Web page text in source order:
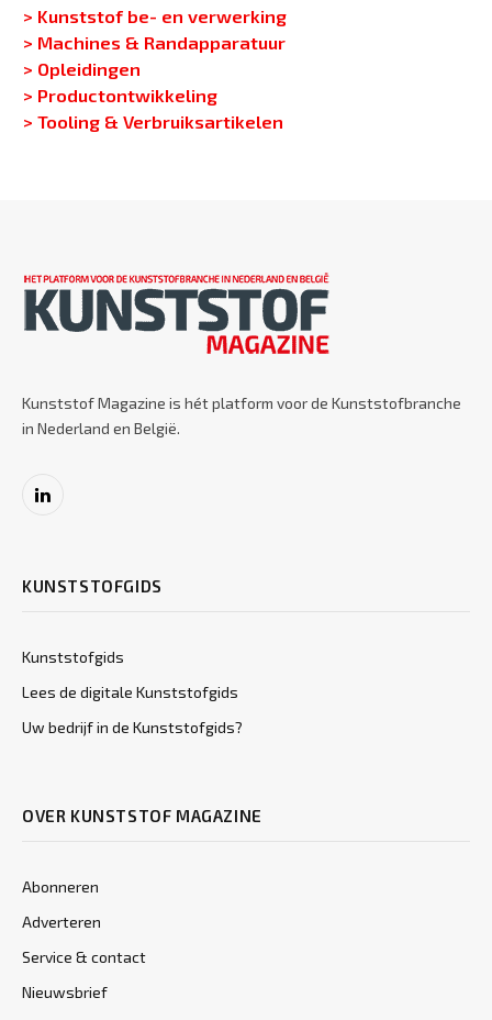
> Kunststof be- en verwerking
> Machines & Randapparatuur
> Opleidingen
> Productontwikkeling
> Tooling & Verbruiksartikelen
Kunststof Magazine is hét platform voor de Kunststofbranche
in Nederland en België.
LinkedIn
KUNSTSTOFGIDS
Kunststofgids
Lees de digitale Kunststofgids
Uw bedrijf in de Kunststofgids?
OVER KUNSTSTOF MAGAZINE
Abonneren
Adverteren
Service & contact
Nieuwsbrief